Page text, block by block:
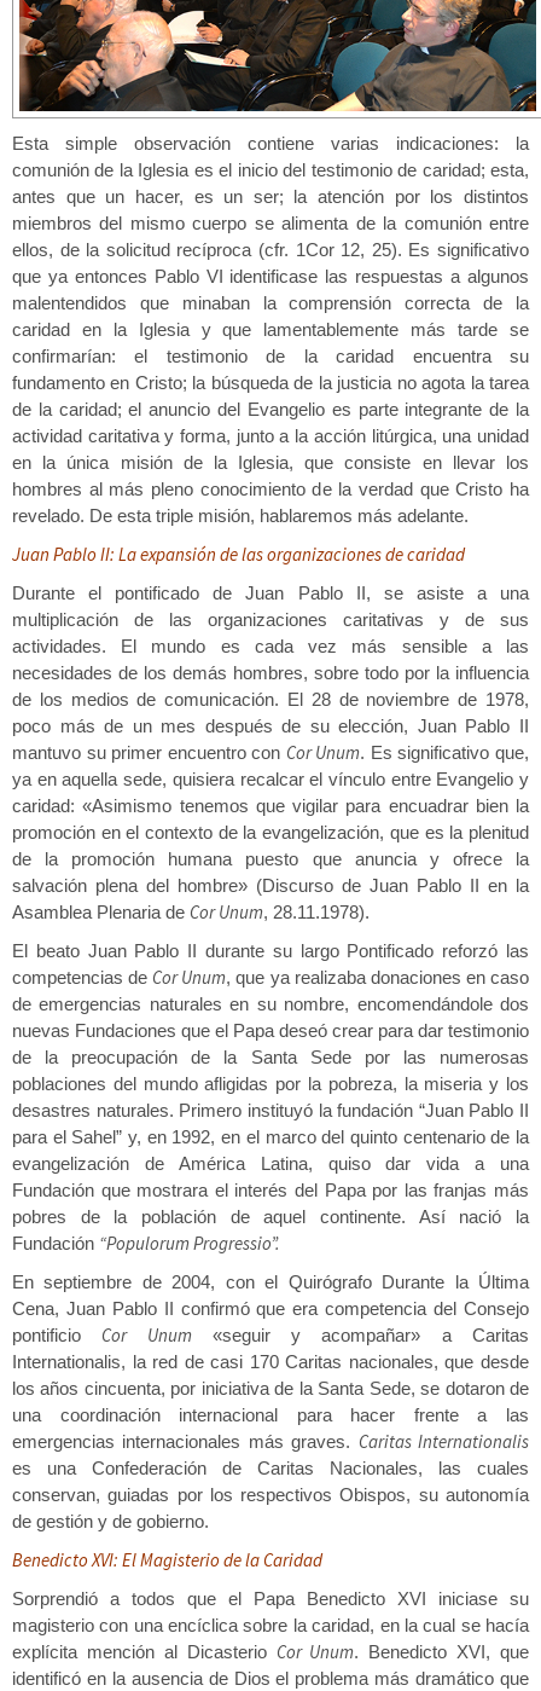
Esta simple observación contiene varias indicaciones: la
comunión de la Iglesia es el inicio del testimonio de caridad; esta,
antes que un hacer, es un ser; la atención por los distintos
miembros del mismo cuerpo se alimenta de la comunión entre
ellos, de la solicitud recíproca (cfr. 1Cor 12, 25). Es significativo
que ya entonces Pablo VI identificase las respuestas a algunos
malentendidos que minaban la comprensión correcta de la
caridad en la Iglesia y que lamentablemente más tarde se
confirmarían: el testimonio de la caridad encuentra su
fundamento en Cristo; la búsqueda de la justicia no agota la tarea
de la caridad; el anuncio del Evangelio es parte integrante de la
actividad caritativa y forma, junto a la acción litúrgica, una unidad
en la única misión de la Iglesia, que consiste en llevar los
hombres al más pleno conocimiento de la verdad que Cristo ha
revelado. De esta triple misión, hablaremos más adelante.
Juan Pablo II: La expansión de las organizaciones de caridad
Durante el pontificado de Juan Pablo II, se asiste a una
multiplicación de las organizaciones caritativas y de sus
actividades. El mundo es cada vez más sensible a las
necesidades de los demás hombres, sobre todo por la influencia
de los medios de comunicación. El 28 de noviembre de 1978,
poco más de un mes después de su elección, Juan Pablo II
mantuvo su primer encuentro con Cor Unum. Es significativo que,
ya en aquella sede, quisiera recalcar el vínculo entre Evangelio y
caridad: «Asimismo tenemos que vigilar para encuadrar bien la
promoción en el contexto de la evangelización, que es la plenitud
de la promoción humana puesto que anuncia y ofrece la
salvación plena del hombre» (Discurso de Juan Pablo II en la
Asamblea Plenaria de Cor Unum, 28.11.1978).
El beato Juan Pablo II durante su largo Pontificado reforzó las
competencias de Cor Unum, que ya realizaba donaciones en caso
de emergencias naturales en su nombre, encomendándole dos
nuevas Fundaciones que el Papa deseó crear para dar testimonio
de la preocupación de la Santa Sede por las numerosas
poblaciones del mundo afligidas por la pobreza, la miseria y los
desastres naturales. Primero instituyó la fundación “Juan Pablo II
para el Sahel” y, en 1992, en el marco del quinto centenario de la
evangelización de América Latina, quiso dar vida a una
Fundación que mostrara el interés del Papa por las franjas más
pobres de la población de aquel continente. Así nació la
Fundación “Populorum Progressio”.
En septiembre de 2004, con el Quirógrafo Durante la Última
Cena, Juan Pablo II confirmó que era competencia del Consejo
pontificio Cor Unum«seguir y acompañar» a Caritas
Internationalis, la red de casi 170 Caritas nacionales, que desde
los años cincuenta, por iniciativa de la Santa Sede, se dotaron de
una coordinación internacional para hacer frente a las
emergencias internacionales más graves. Caritas Internationalis
es una Confederación de Caritas Nacionales, las cuales
conservan, guiadas por los respectivos Obispos, su autonomía
de gestión y de gobierno.
Benedicto XVI: El Magisterio de la Caridad
Sorprendió a todos que el Papa Benedicto XVI iniciase su
magisterio con una encíclica sobre la caridad, en la cual se hacía
explícita mención al Dicasterio Cor Unum. Benedicto XVI, que
identificó en la ausencia de Dios el problema más dramático que